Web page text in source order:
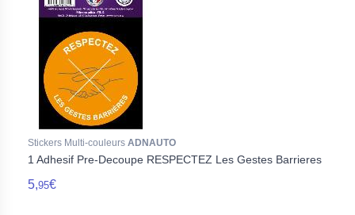
Stickers Multi-couleurs ADNAUTO
1 Adhesif Pre-Decoupe RESPECTEZ Les Gestes Barrieres
5,95€